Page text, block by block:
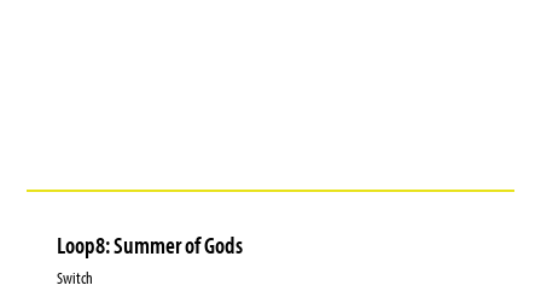
Loop8: Summer of Gods
Switch